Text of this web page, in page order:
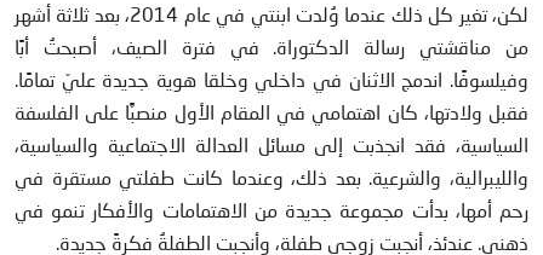
لكن، تغير كل ذلك عندما وُلدت ابنتي في عام 2014، بعد ثلاثة أشهر
من مناقشتي رسالة الدكتوراة. في فترة الصيف، أصبحتُ أبًا
وفيلسوفًا. اندمج الاثنان في داخلي وخلقا هوية جديدة عليّ تمامًا.
فقبل ولادتها، كان اهتمامي في المقام الأول منصبًّا على الفلسفة
السياسية، فقد انجذبت إلى مسائل العدالة الاجتماعية والسياسية،
والليبرالية، والشرعية. بعد ذلك، وعندما كانت طفلتي مستقرة في
رحم أمها، بدأت مجموعة جديدة من الاهتمامات والأفكار تنمو في
ذهني. عندئذ، أنجبت زوجي طفلة، وأنجبت الطفلةُ فكرةً جديدة.